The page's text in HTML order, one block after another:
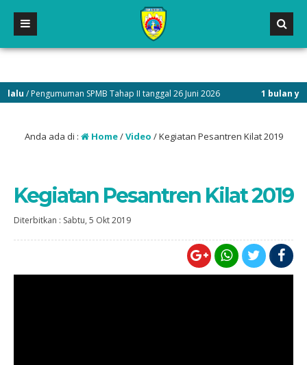
/ Pengumuman SPMB Tahap II tanggal 26 Juni 2026 1 bulan
Anda ada di : Home/Video /Kegiatan Pesantren Kilat 2019
Kegiatan Pesantren Kilat 2019
Diterbitkan : Sabtu, 5 Okt 2019